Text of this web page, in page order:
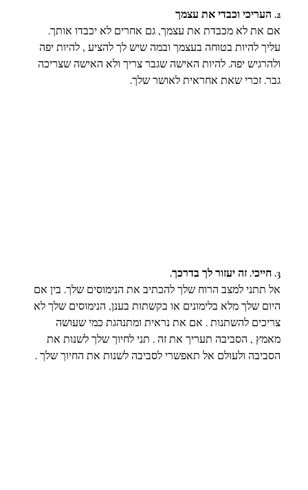
2. העריכי וכבדי את עצמך
אם את לא מכבדת את עצמך, גם אחרים לא יכבדו אותך.
עליך להיות בטוחה בעצמך ובמה שיש לך להציע , להיות יפה
ולהרגיש יפה. להיות האישה שגבר צריך ולא האישה שצריכה
גבר. זכרי שאת אחראית לאושר שלך.
3. חייכי. זה יעזור לך בדרכך.
אל תתני למצב הרוח שלך להכתיב את הנימוסים שלך. בין אם
היום שלך מלא בלימונים או בקשתות בענן, הנימוסים שלך לא
צריכים להשתנות . אם את נראית ומתנהגת כמי שעושה
מאמץ , הסביבה תעריך את זה . תני לחיוך שלך לשנות את
הסביבה ולעולם אל תאפשרי לסביבה לשנות את החיוך שלך .